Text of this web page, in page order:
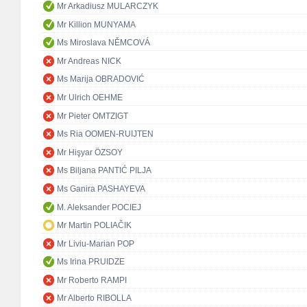
Mr Arkadiusz MULARCZYK
Mr Killion MUNYAMA
Ms Miroslava NĚMCOVÁ
Mr Andreas NICK
Ms Marija OBRADOVIĆ
Mr Ulrich OEHME
Mr Pieter OMTZIGT
Ms Ria OOMEN-RUIJTEN
Mr Hişyar ÖZSOY
Ms Biljana PANTIĆ PILJA
Ms Ganira PASHAYEVA
M. Aleksander POCIEJ
Mr Martin POLIAČIK
Mr Liviu-Marian POP
Ms Irina PRUIDZE
Mr Roberto RAMPI
Mr Alberto RIBOLLA